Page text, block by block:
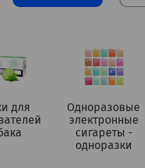
для
Одноразовые
электронные
сигареты -
одноразки